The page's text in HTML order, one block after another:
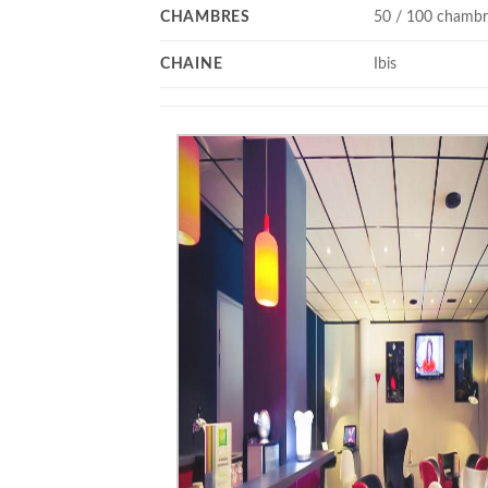
CHAMBRES 50 / 100
CHAINE Ibis